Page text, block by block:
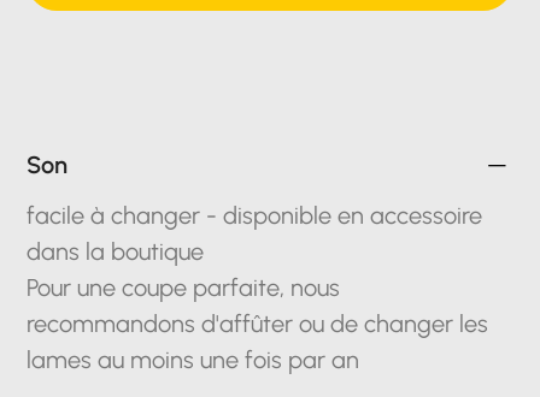
Son
facile à changer - disponible en accessoire
dans la boutique
Pour une coupe parfaite, nous
recommandons d'affûter ou de changer les
lames au moins une fois par an